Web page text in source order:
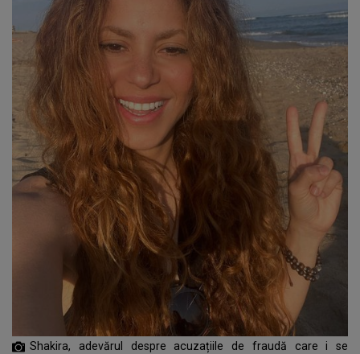
Shakira, adevărul despre acuzațiile de fraudă care i se